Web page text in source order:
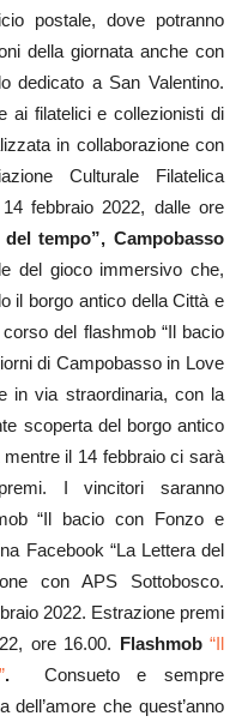
postale, dove potranno
della giornata anche con
dedicato a San Valentino.
ai filatelici e collezionisti di
in collaborazione con
Culturale Filatelica
febbraio 2022, dalle ore
tempo”, Campobasso
del gioco immersivo che,
il borgo antico della Città e
del flashmob “Il bacio
di Campobasso in Love
in via straordinaria, con la
scoperta del borgo antico
il 14 febbraio ci sarà
I vincitori saranno
“Il bacio con Fonzo e
Facebook “La Lettera del
con APS Sottobosco.
2022. Estrazione premi
ore 16.00. Flashmob “Il
.
Consueto e sempre
dell’amore che quest’anno